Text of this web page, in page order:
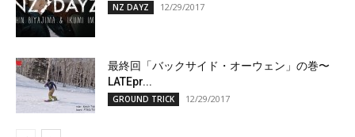
NZ DAYZ 12/29/2017
最終回「バックサイド・オーウェン」の巻〜
LATEpr...
GROUND TRICK 12/29/2017